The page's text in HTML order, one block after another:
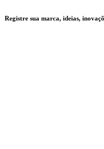
Registre sua marca, ideias,